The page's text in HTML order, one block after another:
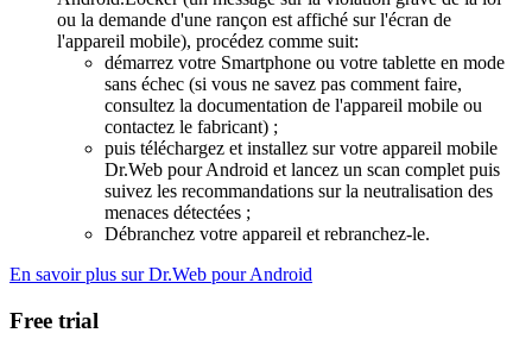
ou la demande d'une rançon est affiché sur l'écran de
l'appareil mobile), procédez comme suit:
démarrez votre Smartphone ou votre tablette en mode
sans échec (si vous ne savez pas comment faire,
consultez la documentation de l'appareil mobile ou
contactez le fabricant) ;
puis téléchargez et installez sur votre appareil mobile
Dr.Web pour Android et lancez un scan complet puis
suivez les recommandations sur la neutralisation des
menaces détectées ;
Débranchez votre appareil et rebranchez-le.
En savoir plus sur Dr.Web pour Android
Free trial